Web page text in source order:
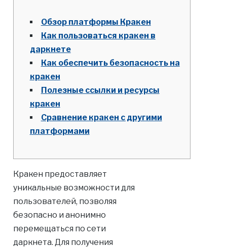
Обзор платформы Кракен
Как пользоваться кракен в
даркнете
Как обеспечить безопасность на
кракен
Полезные ссылки и ресурсы
кракен
Сравнение кракен с другими
платформами
Кракен предоставляет
уникальные возможности для
пользователей, позволяя
безопасно и анонимно
перемещаться по сети
даркнета. Для получения